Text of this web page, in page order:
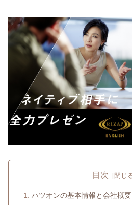
目次
ハツオンの基本情報と会社概要